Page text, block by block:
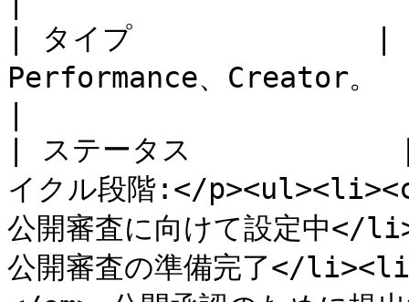
| タイプ              | プ
Performance、Creator。
| ステータス            |
イクル段階:</
公開審査に向けて設定中
公開審査の準備完了</